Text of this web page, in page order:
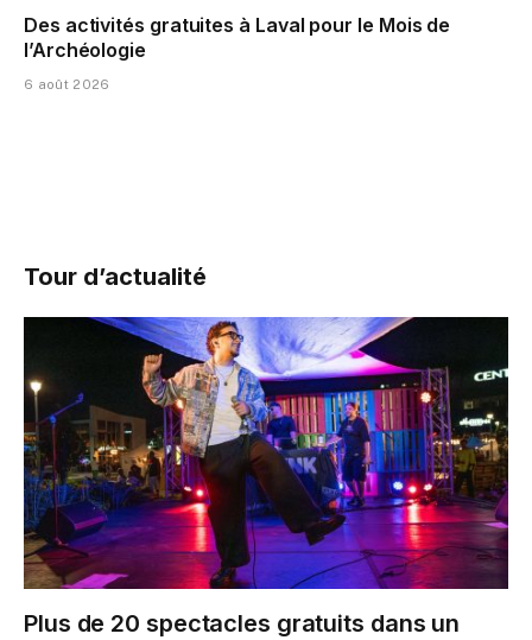
Des activités gratuites à Laval pour le Mois de
l’Archéologie
6 août 2026
Tour d’actualité
Plus de 20 spectacles gratuits dans un